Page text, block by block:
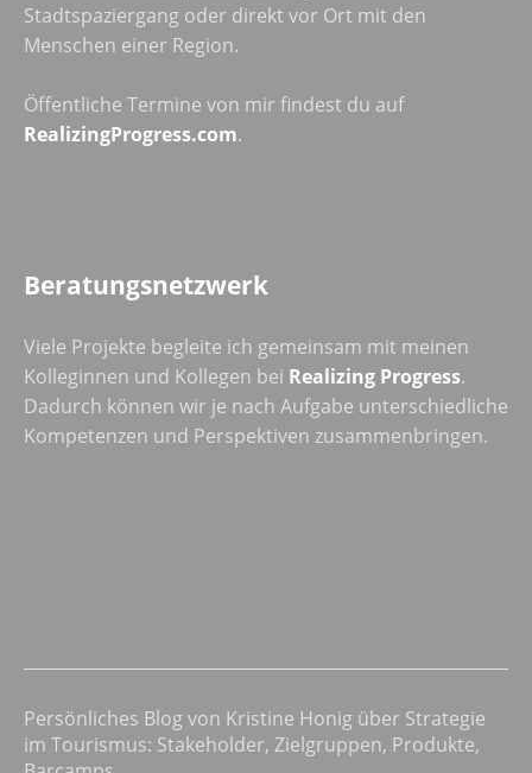
Stadtspaziergang oder direkt vor Ort mit den
Menschen einer Region.
Öffentliche Termine von mir findest du auf
RealizingProgress.com.
Beratungsnetzwerk
Viele Projekte begleite ich gemeinsam mit meinen
Kolleginnen und Kollegen bei Realizing Progress.
Dadurch können wir je nach Aufgabe unterschiedliche
Kompetenzen und Perspektiven zusammenbringen.
Persönliches Blog von Kristine Honig über Strategie
im Tourismus: Stakeholder, Zielgruppen, Produkte,